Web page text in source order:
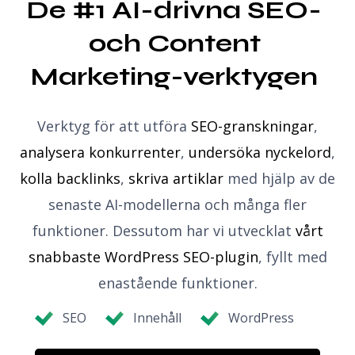
De #1 AI-drivna SEO-
och Content
Marketing-verktygen
Verktyg för att utföra SEO-granskningar,
analysera konkurrenter, undersöka nyckelord,
kolla backlinks, skriva artiklar med hjälp av de
senaste AI-modellerna och många fler
funktioner. Dessutom har vi utvecklat vårt
snabbaste WordPress SEO-plugin, fyllt med
enastående funktioner.
SEO Innehåll WordPress